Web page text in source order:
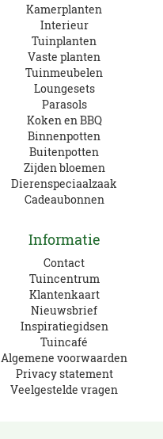
Kamerplanten
Interieur
Tuinplanten
Vaste planten
Tuinmeubelen
Loungesets
Parasols
Koken en BBQ
Binnenpotten
Buitenpotten
Zijden bloemen
Dierenspeciaalzaak
Cadeaubonnen
Informatie
Contact
Tuincentrum
Klantenkaart
Nieuwsbrief
Inspiratiegidsen
Tuincafé
Algemene voorwaarden
Privacy statement
Veelgestelde vragen